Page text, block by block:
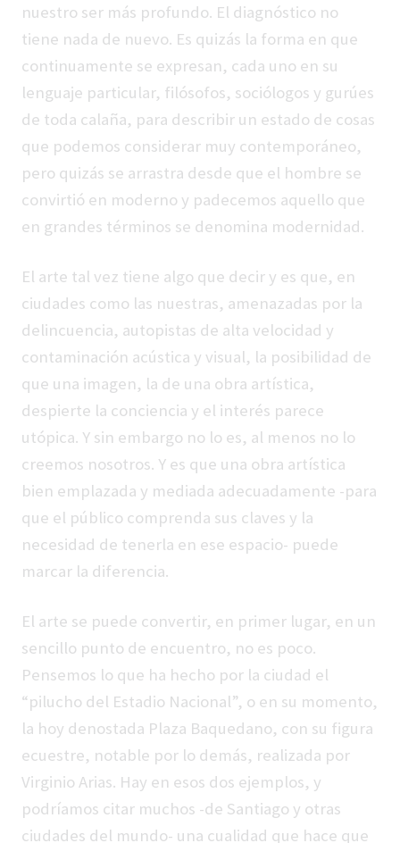
nuestro ser más profundo. El diagnóstico no
tiene nada de nuevo. Es quizás la forma en que
continuamente se expresan, cada uno en su
lenguaje particular, filósofos, sociólogos y gurúes
de toda calaña, para describir un estado de cosas
que podemos considerar muy contemporáneo,
pero quizás se arrastra desde que el hombre se
convirtió en moderno y padecemos aquello que
en grandes términos se denomina modernidad.
El arte tal vez tiene algo que decir y es que, en
ciudades como las nuestras, amenazadas por la
delincuencia, autopistas de alta velocidad y
contaminación acústica y visual, la posibilidad de
que una imagen, la de una obra artística,
despierte la conciencia y el interés parece
utópica. Y sin embargo no lo es, al menos no lo
creemos nosotros. Y es que una obra artística
bien emplazada y mediada adecuadamente -para
que el público comprenda sus claves y la
necesidad de tenerla en ese espacio- puede
marcar la diferencia.
El arte se puede convertir, en primer lugar, en un
sencillo punto de encuentro, no es poco.
Pensemos lo que ha hecho por la ciudad el
“pilucho del Estadio Nacional”, o en su momento,
la hoy denostada Plaza Baquedano, con su figura
ecuestre, notable por lo demás, realizada por
Virginio Arias. Hay en esos dos ejemplos, y
podríamos citar muchos -de Santiago y otras
ciudades del mundo- una cualidad que hace que